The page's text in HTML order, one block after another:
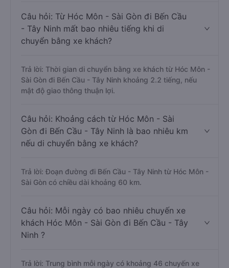
Câu hỏi: Từ Hóc Môn - Sài Gòn đi Bến Cầu
- Tây Ninh mất bao nhiêu tiếng khi di
chuyển bằng xe khách?
Trả lời: Thời gian di chuyển bằng xe khách từ Hóc Môn -
Sài Gòn đi Bến Cầu - Tây Ninh khoảng 2.2 tiếng, nếu
mật độ giao thông thuận lợi.
Câu hỏi: Khoảng cách từ Hóc Môn - Sài
Gòn đi Bến Cầu - Tây Ninh là bao nhiêu km
nếu di chuyển bằng xe khách?
Trả lời: Đoạn đường đi Bến Cầu - Tây Ninh từ Hóc Môn -
Sài Gòn có chiều dài khoảng 60 km.
Câu hỏi: Mỗi ngày có bao nhiêu chuyến xe
khách Hóc Môn - Sài Gòn đi Bến Cầu - Tây
Ninh ?
Trả lời: Trung bình mỗi ngày có khoảng 46 chuyến xe